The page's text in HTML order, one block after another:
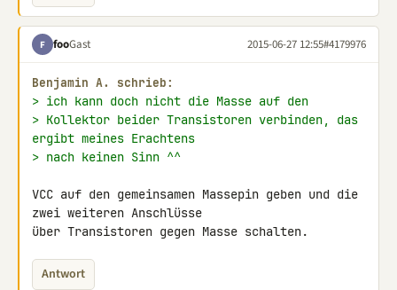
F fooGast 2015-06-27 12:55#4179976
Benjamin A. schrieb:
> ich kann doch nicht die Masse auf den
> Kollektor beider Transistoren verbinden, das
ergibt meines Erachtens
> nach keinen Sinn ^^
VCC auf den gemeinsamen Massepin geben und die
zwei weiteren Anschlüsse
über Transistoren gegen Masse schalten.
Antwort